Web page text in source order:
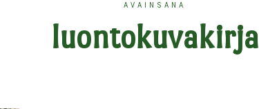
AVAINSANA
luontokuvakirja